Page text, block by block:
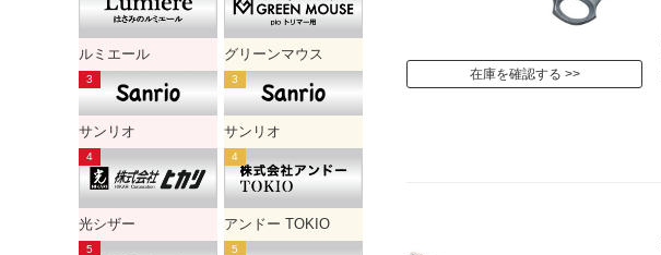
在庫を確認する
ルミエール
サンリオ
光シザー
グリーンマウス
サンリオ
アンドー TOKIO